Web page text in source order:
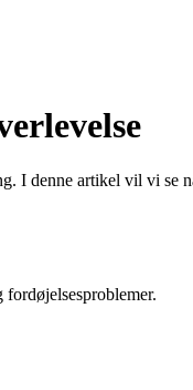
denne artikel vil vi se